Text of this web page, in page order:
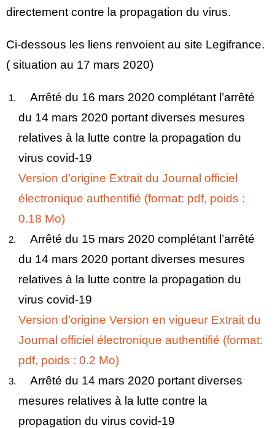
directement contre la propagation du virus.
Ci-dessous les liens renvoient au site Legifrance.
( situation au 17 mars 2020)
Arrêté du 16 mars 2020 complétant l’arrêté
du 14 mars 2020 portant diverses mesures
relatives à la lutte contre la propagation du
virus covid-19
Version d’origine Extrait du Journal officiel
électronique authentifié (format: pdf, poids :
0.18 Mo)
Arrêté du 15 mars 2020 complétant l’arrêté
du 14 mars 2020 portant diverses mesures
relatives à la lutte contre la propagation du
virus covid-19
Version d’origine Version en vigueur Extrait du
Journal officiel électronique authentifié (format:
pdf, poids : 0.2 Mo)
Arrêté du 14 mars 2020 portant diverses
mesures relatives à la lutte contre la
propagation du virus covid-19